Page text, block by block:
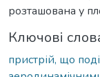
розташована у
Ключові
пристрій, що